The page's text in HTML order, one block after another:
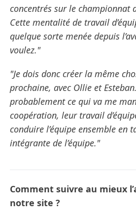
concentrés sur le championnat
Cette mentalité de travail
quelque sorte menée depuis
voulez."
"Je dois donc créer la même
prochaine, avec Ollie et Esteban.
probablement ce qui va me
coopération, leur travail
conduire l’équipe ensemble en
intégrante de l’équipe."
Comment suivre au mieux
notre site ?